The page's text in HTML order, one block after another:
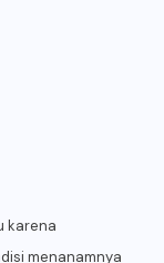
karena
menanamnya